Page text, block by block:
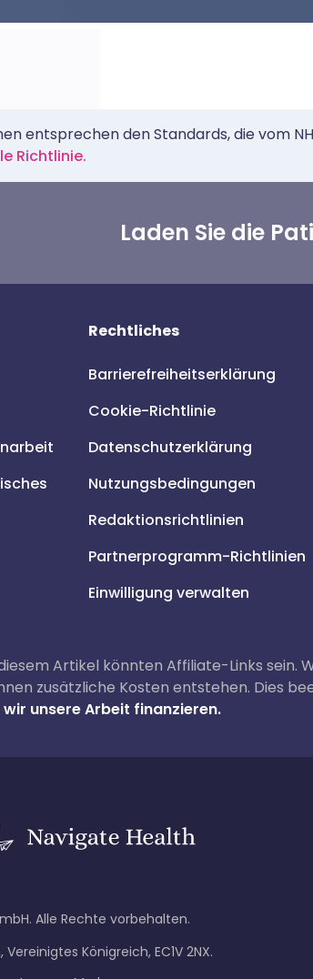
entsprechen den Standards, die vom
Richtlinie.
Laden Sie die
Rechtliches
Barrierefreiheitserklärung
Cookie-Richtlinie
Datenschutzerklärung
Nutzungsbedingungen
Redaktionsrichtlinien
Partnerprogramm-Richtlinien
Einwilligung verwalten
Artikel könnten Affiliate-Links sein.
zusätzliche Kosten entstehen. Dies
unsere Arbeit finanzieren.
Alle Rechte vorbehalten.
Königreich, EC1V 2NX.